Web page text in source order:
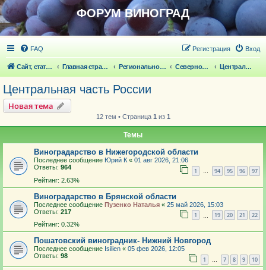
ФОРУМ ВИНОГРАД
FAQ Вход
Регистрация
Сайт, статьи Главная страница Региональное виноградарство Северное виноградарство Центральная часть России
Центральная часть России
Новая тема
12 тем • Страница 1 из 1
Темы
Виноградарство в Нижегородской области
Последнее сообщение Юрий К « 01 авг 2026, 21:06
Ответы: 964 1 … 94 95 96 97
Рейтинг: 2.63%
Виноградарство в Брянской области
Последнее сообщение Пузенко Наталья « 25 май 2026, 15:03
Ответы: 217 1 19 20 21 22
Рейтинг: 0.32%
Пошатовский виноградник- Нижний Новгород
Последнее сообщение Isilien « 05 фев 2026, 12:05
Ответы: 98 1 … 7 8 9 10